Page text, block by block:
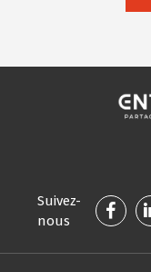
Suivez-
nous